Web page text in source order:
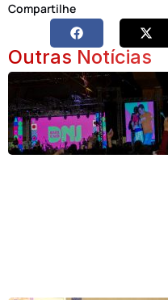
Compartilhe
Outras Notícias